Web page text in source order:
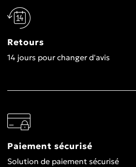
Retours
14 jours pour changer d'avis
Paiement sécurisé
Solution de paiement sécurisé